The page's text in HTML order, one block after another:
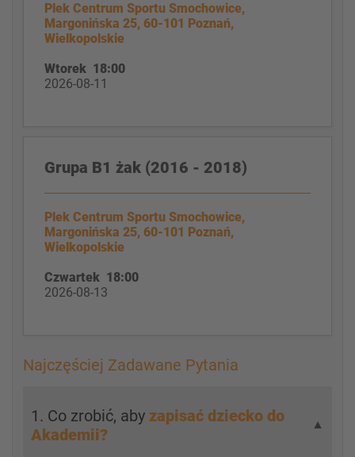
Plek Centrum Sportu Smochowice,
Margonińska 25, 60-101 Poznań,
Wielkopolskie
Wtorek 18:00
2026-08-11
Grupa B1 żak (2016 - 2018)
Plek Centrum Sportu Smochowice,
Margonińska 25, 60-101 Poznań,
Wielkopolskie
Czwartek 18:00
2026-08-13
Najczęściej Zadawane Pytania
1. Co zrobić, aby zapisać dziecko do
Akademii?
▼